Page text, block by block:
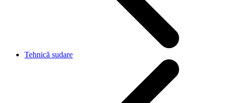
Tehnică sudare